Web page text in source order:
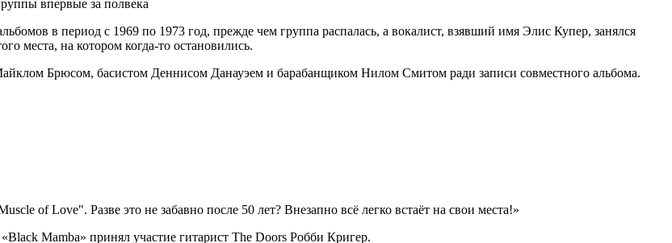
в период с 1969 по 1973 год, прежде чем группа распалась, а вокалист, взявший имя Элис Купер, занялся
места, на котором когда-то остановились.
Брюсом, басистом Деннисом Данауэем и барабанщиком Нилом Смитом ради записи совместного альбома.
of Love". Разве это не забавно после 50 лет? Внезапно всё легко встаёт на свои места!»
Mamba» принял участие гитарист The Doors Робби Кригер.